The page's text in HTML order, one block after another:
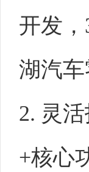
开发
湖汽
2. 灵
+核心